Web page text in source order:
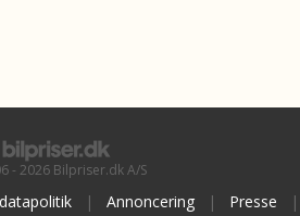
- 2026 Bilpriser.dk A/S
| Annoncering | Presse
|